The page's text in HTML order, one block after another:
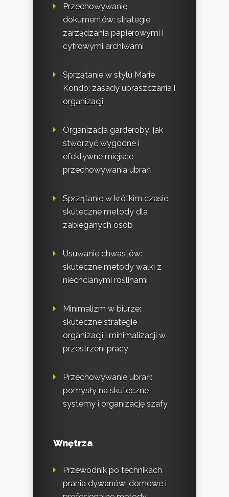
Przechowywanie
dokumentów: strategie
zarządzania papierowymi i
cyfrowymi archiwami
Sprzątanie w stylu Marie
Kondo: zasady upraszczania i
organizacji
Organizacja garderoby: jak
stworzyć wygodne i
efektywne miejsce
przechowywania ubrań
Sprzątanie w krótkim czasie:
skuteczne metody dla
zabieganych osób
Usuwanie chwastów:
skuteczne metody walki z
niechcianymi roślinami
Minimalizm w biurze:
skuteczne strategie
organizacji i minimalizacji w
przestrzeni pracy
Przechowywanie ubrań:
pomysły na skuteczne
systemy i organizację szafy
Wnętrza
Przewodnik po technikach
prania dywanów: domowe i